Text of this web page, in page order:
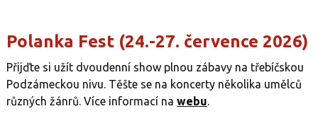
Polanka Fest (24.-27. července 2026)
Přijďte si užít dvoudenní show plnou zábavy na třebíčskou
Podzámeckou nivu. Těšte se na koncerty několika umělců
různých žánrů. Více informací na webu.